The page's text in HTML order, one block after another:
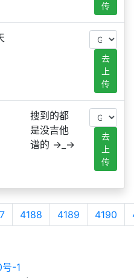
传
去
上
传
搜到的都
是没吉他
谱的 →_→
去
上
传
4188 4189 4190
-1